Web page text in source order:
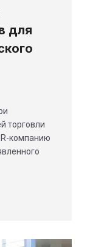
для
торговли
компанию